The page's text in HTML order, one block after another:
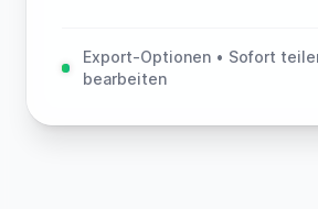
Export-Optionen • Sofort
bearbeiten